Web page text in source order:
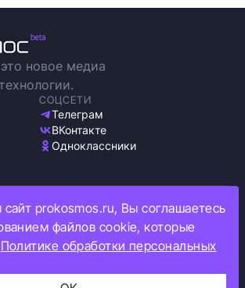
новое медиа
СОЦСЕТИ
Телеграм
ВКонтакте
Одноклассники
персональных данных
cookie
ограничениях
сайт prokosmos.ru, Вы соглашаетесь
файлов cookie, которые
Политике обработки персональных